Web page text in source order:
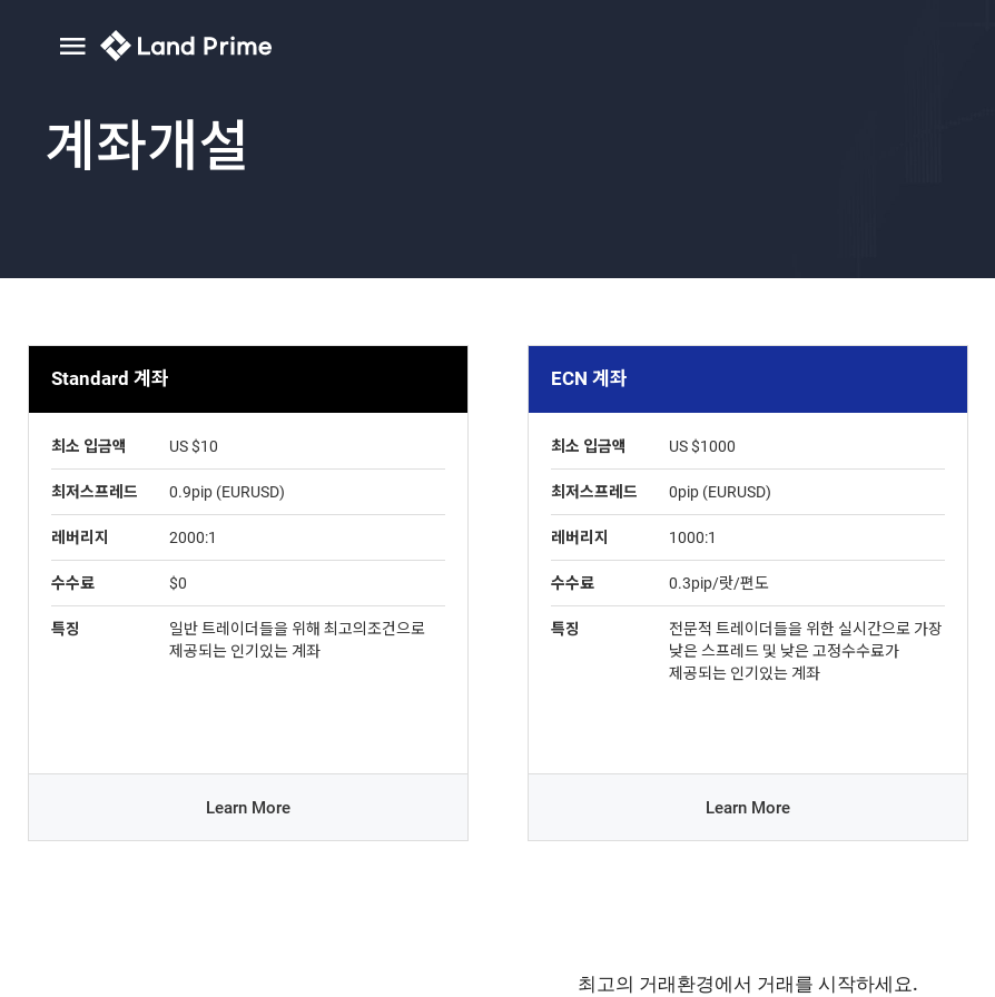
계좌개설
Standard 계좌
최소 입금액 US $10
최저스프레드 0.9pip (EURUSD)
레버리지 2000:1
수수료 $0
특징
일반 트레이더들을 위해 최고의조건으로
제공되는 인기있는 계좌
Learn More
ECN 계좌
최소 입금액 US $1000
최저스프레드 0pip (EURUSD)
레버리지 1000:1
수수료 0.3pip/랏/편도
특징
전문적 트레이더들을 위한 실시간으로 가장
낮은 스프레드 및 낮은 고정수수료가
제공되는 인기있는 계좌
Learn More
최고의 거래환경에서 거래를 시작하세요.